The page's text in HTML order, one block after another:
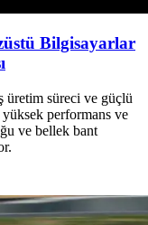
Bilgisayarlar
üretim süreci ve güçlü
performans ve
ve bellek bant